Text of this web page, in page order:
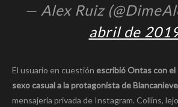
— Alex Ruiz
abril de
El usuario en cuestión escribió Ontas con
sexo casual a la protagonista de
mensajería privada de Instagram. Collins,